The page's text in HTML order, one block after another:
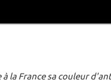
la France sa couleur